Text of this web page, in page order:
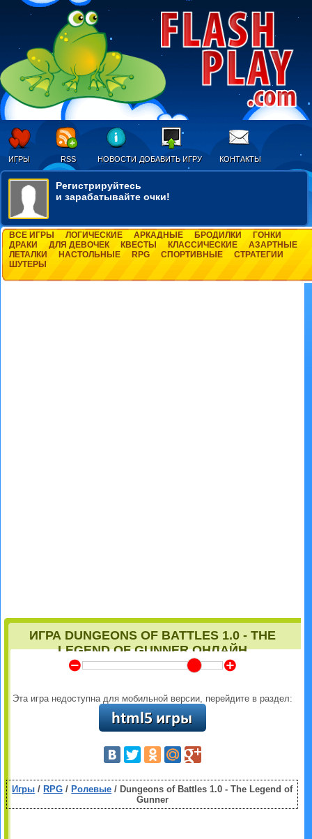
ИГРЫ RSS НОВОСТИ ДОБАВИТЬ ИГРУ КОНТАКТЫ
Регистрируйтесь
и зарабатывайте очки!
ВСЕ ИГРЫ ЛОГИЧЕСКИЕ АРКАДНЫЕ БРОДИЛКИ
ГОНКИ
ДРАКИ
ДЛЯ ДЕВОЧЕК КВЕСТЫ КЛАССИЧЕСКИЕ
АЗАРТНЫЕ
ЛЕТАЛКИ
НАСТОЛЬНЫЕ RPG СПОРТИВНЫЕ
СТРАТЕГИИ
ШУТЕРЫ
ИГРА DUNGEONS OF BATTLES 1.0 - THE
LEGEND OF GUNNER ОНЛАЙН
Y Z
Эта игра недоступна для мобильной версии, перейдите в раздел:
Игры / RPG / Ролевые / Dungeons of Battles 1.0 - The Legend of
Gunner